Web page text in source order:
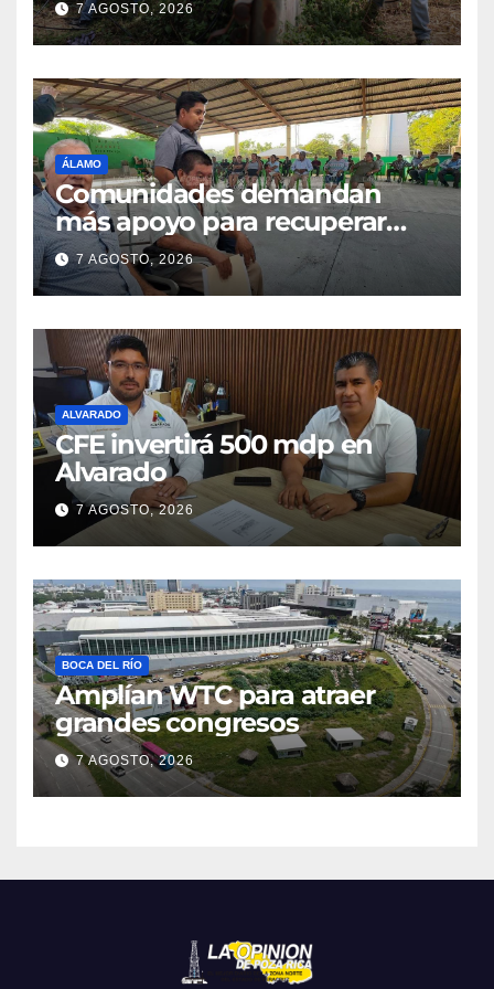
7 AGOSTO, 2026
ÁLAMO
Comunidades demandan
más apoyo para recuperar
parcelas
7 AGOSTO, 2026
ALVARADO
CFE invertirá 500 mdp en
Alvarado
7 AGOSTO, 2026
BOCA DEL RÍO
Amplían WTC para atraer
grandes congresos
7 AGOSTO, 2026